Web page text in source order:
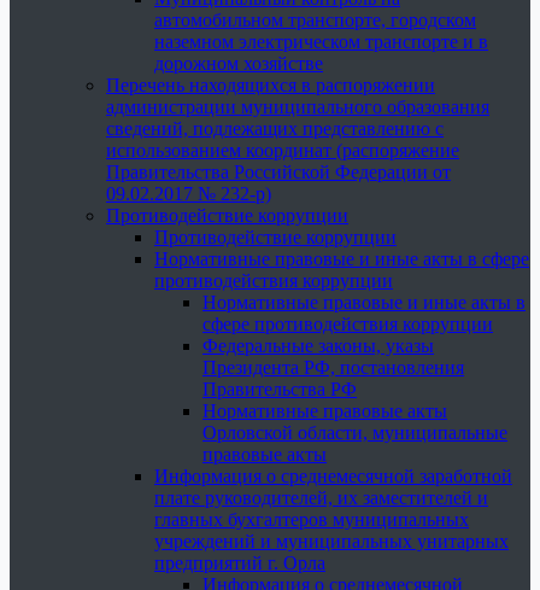
автомобильном транспорте, городском
наземном электрическом транспорте и в
дорожном хозяйстве
Перечень находящихся в распоряжении
администрации муниципального образования
сведений, подлежащих представлению с
использованием координат (распоряжение
Правительства Российской Федерации от
09.02.2017 № 232-р)
Противодействие коррупции
Противодействие коррупции
Нормативные правовые и иные акты в сфере
противодействия коррупции
Нормативные правовые и иные акты в
сфере противодействия коррупции
Федеральные законы, указы
Президента РФ, постановления
Правительства РФ
Нормативные правовые акты
Орловской области, муниципальные
правовые акты
Информация о среднемесячной заработной
плате руководителей, их заместителей и
главных бухгалтеров муниципальных
учреждений и муниципальных унитарных
предприятий г. Орла
Информация о среднемесячной